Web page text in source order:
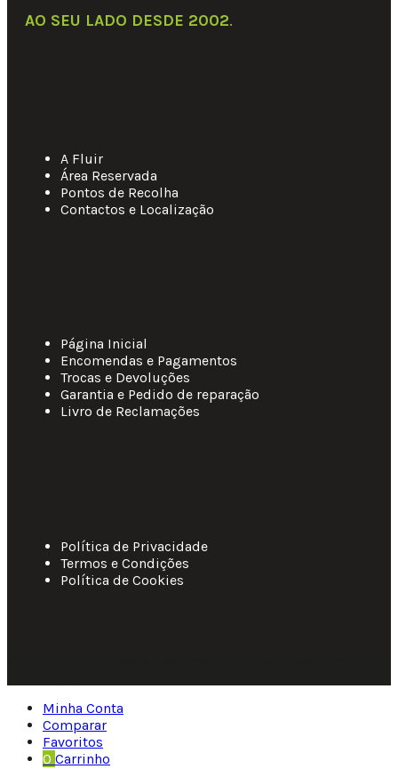
AO SEU LADO DESDE 2002.
A Fluir
Área Reservada
Pontos de Recolha
Contactos e Localização
Página Inicial
Encomendas e Pagamentos
Trocas e Devoluções
Garantia e Pedido de reparação
Livro de Reclamações
Política de Privacidade
Termos e Condições
Política de Cookies
Minha Conta
Comparar
Favoritos
0 Carrinho